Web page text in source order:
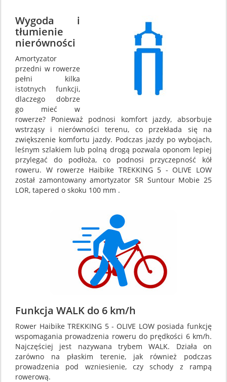
Wygoda i
tłumienie
nierówności
Amortyzator
przedni w rowerze
pełni kilka
istotnych funkcji,
dlaczego dobrze
go mieć w
rowerze? Ponieważ podnosi komfort jazdy, absorbuje
wstrząsy i nierówności terenu, co przekłada się na
zwiększenie komfortu jazdy. Podczas jazdy po wybojach,
leśnym szlakiem lub polną drogą pozwala oponom lepiej
przylegać do podłoża, co podnosi przyczepność kół
roweru. W rowerze Haibike TREKKING 5 - OLIVE LOW
został zamontowany amortyzator SR Suntour Mobie 25
LOR, tapered o skoku 100 mm .
Funkcja WALK do 6 km/h
Rower Haibike TREKKING 5 - OLIVE LOW posiada funkcję
wspomagania prowadzenia roweru do prędkości 6 km/h.
Najczęściej jest nazywana trybem WALK. Działa on
zarówno na płaskim terenie, jak również podczas
prowadzenia pod wzniesienie, czy schody z rampą
rowerową.